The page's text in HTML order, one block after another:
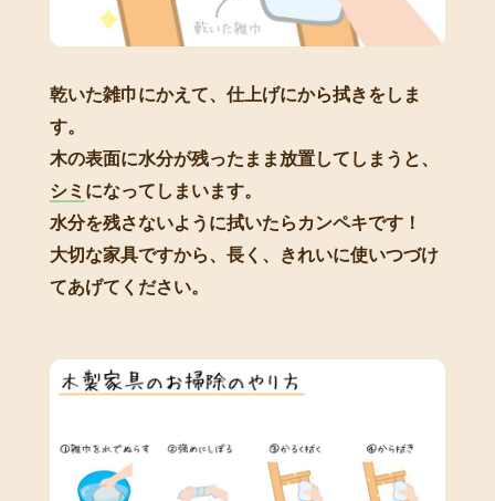
乾いた雑巾にかえて、仕上げにから拭きをしま
す。
木の表面に水分が残ったまま放置してしまうと、
シミ になってしまいます。
水分を残さないように拭いたらカンペキです！
大切な家具ですから、長く、きれいに使いつづけ
てあげてください。